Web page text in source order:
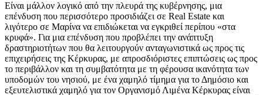
Είναι μάλλον λογικό από την πλευρά της κυβέρνησης, μια
επένδυση που περισσότερο προσιδιάζει σε Real Estate και
λιγότερο σε Μαρίνα να επιδιώκεται να εγκριθεί περίπου «στα
κρυφά». Για μια επένδυση που προβλέπει την ανάπτυξη
δραστηριοτήτων που θα λειτουργούν ανταγωνιστικά ως προς τις
επιχειρήσεις της Κέρκυρας, με απροσδιόριστες επιπτώσεις ως προς
το περιβάλλον και τη συμβατότητα με τη φέρουσα ικανότητα των
υποδομών του νησιού, με ένα χαμηλό τίμημα για το Δημόσιο και
εξευτελιστικά χαμηλό για τον Οργανισμό Λιμένα Κέρκυρας είναι